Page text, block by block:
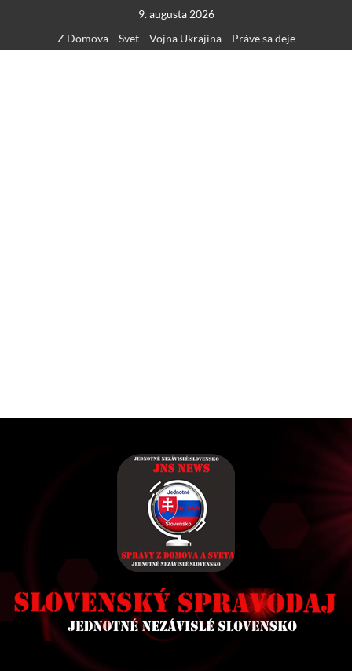
content
9. augusta 2026
Z Domova
Svet Vojna Ukrajina Práve sa deje